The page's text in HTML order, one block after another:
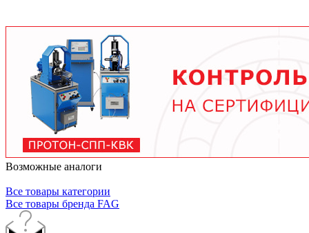
тяжелых условиях до 2 лет при нормальной
эксплуатации. Используйте только
рекомендованные производителем смазочные
материалы.
Возможные аналоги
Все товары категории
Все товары бренда FAG